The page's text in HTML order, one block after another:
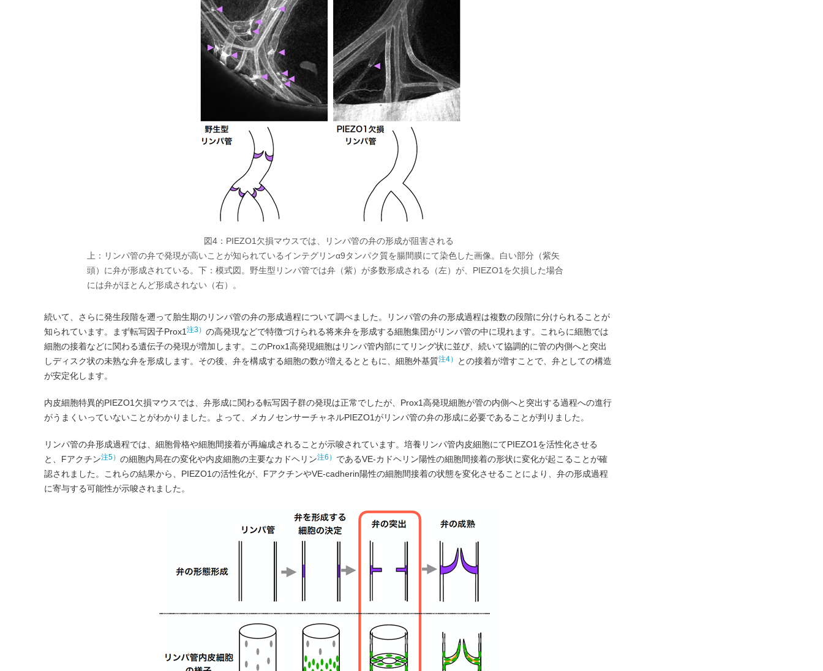
図4：PIEZO1欠損マウスでは、リンパ管の弁の形成が阻害される
上：リンパ管の弁で発現が高いことが知られているインテグリンα9タンパク質を腸間膜にて染色した画像。白い部分（紫矢
頭）に弁が形成されている。下：模式図。野生型リンパ管では弁（紫）が多数形成される（左）が、PIEZO1を欠損した場合
には弁がほとんど形成されない（右）。
続いて、さらに発生段階を遡って胎生期のリンパ管の弁の形成過程について調べました。リンパ管の弁の形成過程は複数の段階に分けられることが
知られています。まず転写因子Prox1注3） の高発現などで特徴づけられる将来弁を形成する細胞集団がリンパ管の中に現れます。これらに細胞では
細胞の接着などに関わる遺伝子の発現が増加します。このProx1高発現細胞はリンパ管内部にてリング状に並び、続いて協調的に管の内側へと突出
しディスク状の未熟な弁を形成します。その後、弁を構成する細胞の数が増えるとともに、細胞外基質注4）
との接着が増すことで、弁としての構造
が安定化します。
内皮細胞特異的PIEZO1欠損マウスでは、弁形成に関わる転写因子群の発現は正常でしたが、Prox1高発現細胞が管の内側へと突出する過程への進行
がうまくいっていないことがわかりました。よって、メカノセンサーチャネルPIEZO1がリンパ管の弁の形成に必要であることが判りました。
リンパ管の弁形成過程では、細胞骨格や細胞間接着が再編成されることが示唆されています。培養リンパ管内皮細胞にてPIEZO1を活性化させる
と、Fアクチン注5） の細胞内局在の変化や内皮細胞の主要なカドヘリン注6） であるVE-カドヘリン陽性の細胞間接着の形状に変化が起こることが確
認されました。これらの結果から、PIEZO1の活性化が、FアクチンやVE-cadherin陽性の細胞間接着の状態を変化させることにより、弁の形成過程
に寄与する可能性が示唆されました。